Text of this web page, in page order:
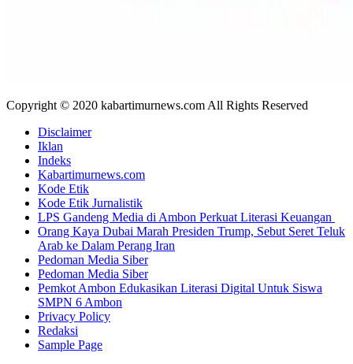
Copyright © 2020 kabartimurnews.com All Rights Reserved
Disclaimer
Iklan
Indeks
Kabartimurnews.com
Kode Etik
Kode Etik Jurnalistik
LPS Gandeng Media di Ambon Perkuat Literasi Keuangan
Orang Kaya Dubai Marah Presiden Trump, Sebut Seret Teluk
Arab ke Dalam Perang Iran
Pedoman Media Siber
Pedoman Media Siber
Pemkot Ambon Edukasikan Literasi Digital Untuk Siswa
SMPN 6 Ambon
Privacy Policy
Redaksi
Sample Page